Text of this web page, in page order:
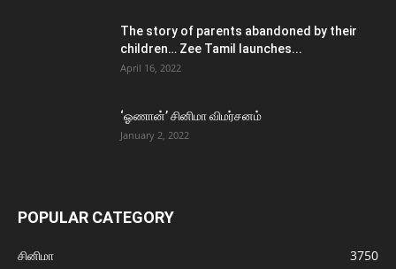
The story of parents abandoned by their
children… Zee Tamil launches...
April 16, 2022
‘ஓணான்’ சினிமா விமர்சனம்
January 2, 2022
POPULAR CATEGORY
சினிமா
3750